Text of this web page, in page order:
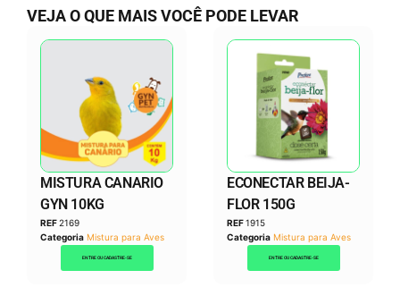
VEJA O QUE MAIS VOCÊ PODE LEVAR
MISTURA CANARIO
GYN 10KG
REF2169
Categoria Mistura para Aves
ENTRE OU CADASTRE-SE
ECONECTAR BEIJA-
FLOR 150G
REF1915
Categoria Mistura para Aves
ENTRE OU CADASTRE-SE